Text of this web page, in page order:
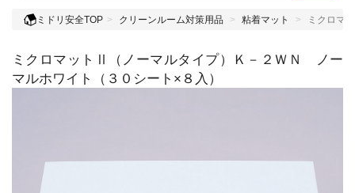
v
g
t
ミドリ安全TOP クリーンルーム対策用品 粘着マット ミクロマ
ミクロマットⅡ（ノーマルタイプ）Ｋ－２ＷＮ ノー
マルホワイト（３０シート×８入）